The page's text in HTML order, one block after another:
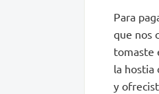
Para
que nos
tomaste
la hostia
y